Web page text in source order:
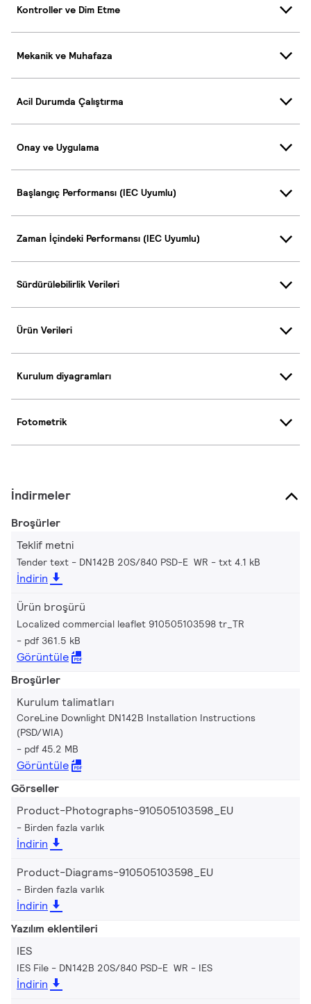
Kontroller ve Dim Etme
Mekanik ve Muhafaza
Acil Durumda Çalıştırma
Onay ve Uygulama
Başlangıç Performansı (IEC Uyumlu)
Zaman İçindeki Performansı (IEC Uyumlu)
Sürdürülebilirlik Verileri
Ürün Verileri
Kurulum diyagramları
Fotometrik
İndirmeler
Broşürler
Teklif metni
Tender text - DN142B 20S/840 PSD-E WR txt 4.1 kB
İndirin
Ürün broşürü
Localized commercial leaflet 910505103598 tr_TR
pdf 361.5 kB
Görüntüle
Broşürler
Kurulum talimatları
CoreLine Downlight DN142B Installation Instructions
(PSD/WIA)
pdf 45.2 MB
Görüntüle
Görseller
Product-Photographs-910505103598_EU
Birden fazla varlık
İndirin
Product-Diagrams-910505103598_EU
Birden fazla varlık
İndirin
Yazılım eklentileri
IES
IES File - DN142B 20S/840 PSD-E WR IES
İndirin